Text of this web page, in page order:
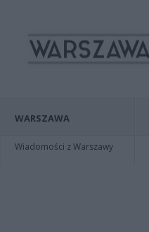
WARSZAWA
Wiadomości z Warszawy